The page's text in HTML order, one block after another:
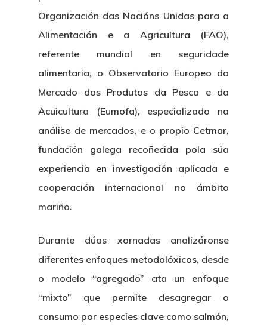
Organización das Nacións Unidas para a
Alimentación e a Agricultura (FAO),
referente mundial en seguridade
alimentaria, o Observatorio Europeo do
Mercado dos Produtos da Pesca e da
Acuicultura (Eumofa), especializado na
análise de mercados, e o propio Cetmar,
fundación galega recoñecida pola súa
experiencia en investigación aplicada e
cooperación internacional no ámbito
mariño.
Durante dúas xornadas analizáronse
diferentes enfoques metodolóxicos, desde
o modelo “agregado” ata un enfoque
“mixto” que permite desagregar o
consumo por especies clave como salmón,
CETMAR Logo
News
Work
Tenders
Open
Equality Plan